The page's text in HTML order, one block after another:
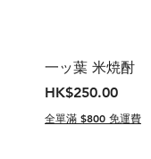
一ッ葉 米焼酎
價格
HK$250.00
全單滿 $800 免運費